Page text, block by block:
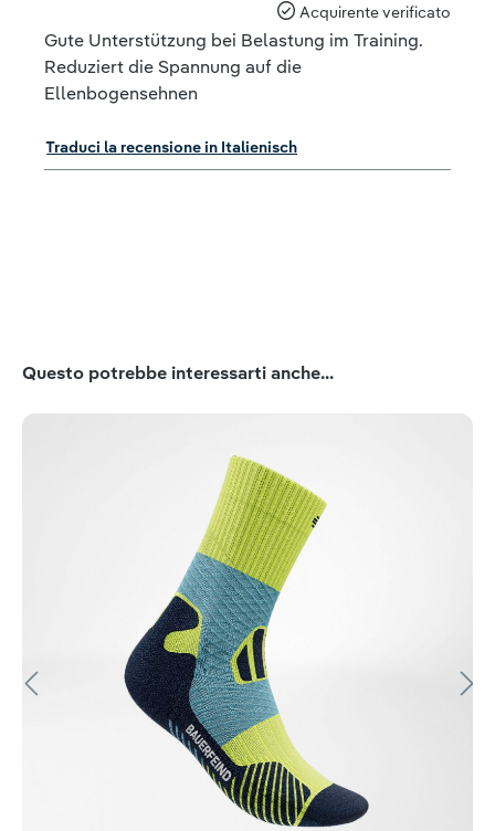
Acquirente verificato
Gute Unterstützung bei Belastung im Training.
Reduziert die Spannung auf die
Ellenbogensehnen
Traduci la recensione in Italienisch
Salta la galleria dei prodotti
Questo potrebbe interessarti anche...